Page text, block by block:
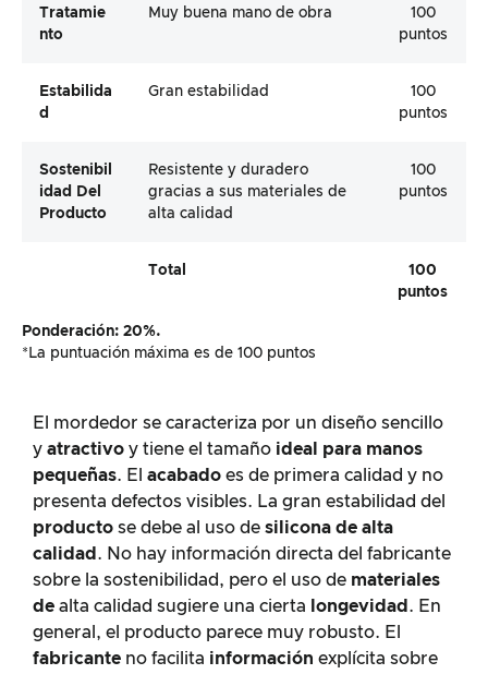
Tratamie
Nto
Muy buena mano de obra
100
puntos
Estabilida
D
Gran estabilidad
100
puntos
Sostenibil
Idad Del
Producto
Resistente y duradero
gracias a sus materiales de
alta calidad
100
puntos
Total
100
puntos
Ponderación: 20%.
*La puntuación máxima es de 100 puntos
El mordedor se caracteriza por un diseño sencillo
y atractivo y tiene el tamaño ideal
para manos
pequeñas. El acabado es de primera calidad y no
presenta defectos visibles. La gran estabilidad del
producto se debe al uso de silicona de alta
calidad . No hay información directa del fabricante
sobre la sostenibilidad, pero el uso de materiales
de alta calidad sugiere una cierta longevidad . En
general, el producto parece muy robusto. El
fabricante no facilita información explícita sobre